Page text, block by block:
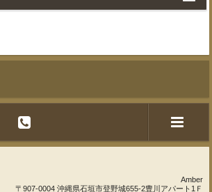
Amber
〒907-0004 沖縄県石垣市登野城655-2豊川アパート1Ｆ